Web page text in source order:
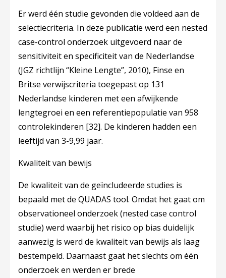
Er werd één studie gevonden die voldeed aan de
selectiecriteria. In deze publicatie werd een nested
case-control onderzoek uitgevoerd naar de
sensitiviteit en specificiteit van de Nederlandse
(JGZ richtlijn “Kleine Lengte”, 2010), Finse en
Britse verwijscriteria toegepast op 131
Nederlandse kinderen met een afwijkende
lengtegroei en een referentiepopulatie van 958
controlekinderen [32]. De kinderen hadden een
leeftijd van 3-9,99 jaar.
Kwaliteit van bewijs
De kwaliteit van de geïncludeerde studies is
bepaald met de QUADAS tool. Omdat het gaat om
observationeel onderzoek (nested case control
studie) werd waarbij het risico op bias duidelijk
aanwezig is werd de kwaliteit van bewijs als laag
bestempeld. Daarnaast gaat het slechts om één
onderzoek en werden er brede